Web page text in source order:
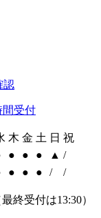
認
木 金 土 日 祝
● ● ● ▲ /
● ● ● / /
終受付は13:30）